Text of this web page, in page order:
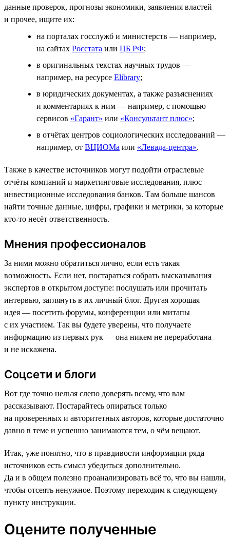
данные проверок, прогнозы экономики, заявления властей
и прочее, ищите их:
на порталах госслужб и министерств — например,
на сайтах Росстата или ЦБ РФ;
в оригинальных текстах научных трудов —
например, на ресурсе Elibrary;
в юридических документах, а также разъяснениях
и комментариях к ним — например, с помощью
сервисов «Гарант» или «Консультант плюс»;
в отчётах центров социологических исследований —
например, от ВЦИОМа или «Левада-центра».
Также в качестве источников могут подойти отраслевые
отчёты компаний и маркетинговые исследования, плюс
инвестиционные исследования банков. Там больше шансов
найти точные данные, цифры, графики и метрики, за которые
кто-то несёт ответственность.
Мнения профессионалов
За ними можно обратиться лично, если есть такая
возможность. Если нет, постараться собрать высказывания
экспертов в открытом доступе: послушать или прочитать
интервью, заглянуть в их личный блог. Другая хорошая
идея — посетить форумы, конференции или митапы
с их участием. Так вы будете уверены, что получаете
информацию из первых рук — она никем не переработана
и не искажена.
Соцсети и блоги
Вот где точно нельзя слепо доверять всему, что вам
рассказывают. Постарайтесь опираться только
на проверенных и авторитетных авторов, которые достаточно
давно в теме и успешно занимаются тем, о чём вещают.
Итак, уже понятно, что в правдивости информации ряда
источников есть смысл убедиться дополнительно.
Да и в общем полезно проанализировать всё то, что вы нашли,
чтобы отсеять ненужное. Поэтому переходим к следующему
пункту инструкции.
Оцените полученные